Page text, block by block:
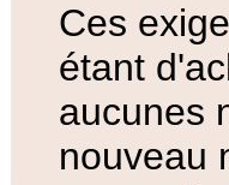
Ces
étant
aucunes
nouveau